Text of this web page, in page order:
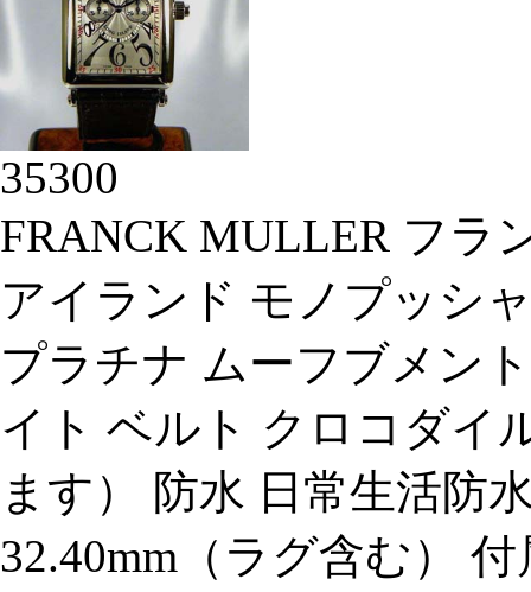
35300
FRANCK MULLER フラ
アイランド モノプッシ
プラチナ ムーフブメン
イト ベルト クロコダイ
ます） 防水 日常生活防
32.40mm（ラグ含む）